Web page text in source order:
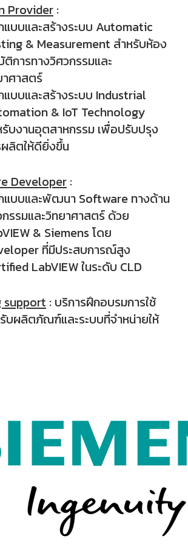
Provider :
บบและสร้างระบบ Automatic
& Measurement สำหรับห้อง
การทางวิศวกรรมและ
ศาสตร์
บบและสร้างระบบ Industrial
& IoT Technology
บงานอุตสาหกรรม เพื่อปรับปรุง
ลิตให้ดียิ่งขึ้น
Developer:
แบบและพัฒนา Software ทางด้าน
รรมและวิทยาศาสตร์ ด้วย
& Siemens โดย
ที่มีประสบการณ์สูง
LabVIEW ในระดับ CLD
support : บริการฝึกอบรมการใช้
บผลิตภัณฑ์และระบบที่จำหน่ายให้